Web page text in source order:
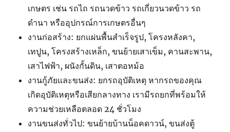
เกษตร เช่น รถไถ รถนวดข้าว รถเกี่ยวนวดข้าว รถ
ดำนา หรืออุปกรณ์การเกษตรอื่นๆ
งานก่อสร้าง: ยกแผ่นพื้นสำเร็จรูป, โครงหลังคา,
เทปูน, โครงสร้างเหล็ก, ขนย้ายเสาเข็ม, คานสะพาน,
เสาไฟฟ้า, ผนังกั้นดิน, เสาตอหม้อ
งานกู้ภัยและขนส่ง: ยกรถอุบัติเหตุ หากรถของคุณ
เกิดอุบัติเหตุหรือเสียกลางทาง เรามีรถยกที่พร้อมให้
ความช่วยเหลือตลอด 24 ชั่วโมง
งานขนส่งทั่วไป: ขนย้ายบ้านน็อคดาวน์, ขนส่งตู้